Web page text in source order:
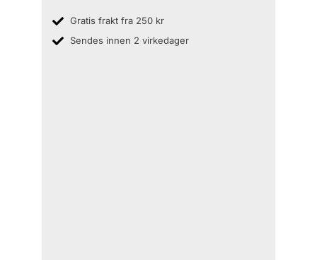
Gratis frakt fra 250 kr
Sendes innen 2 virkedager